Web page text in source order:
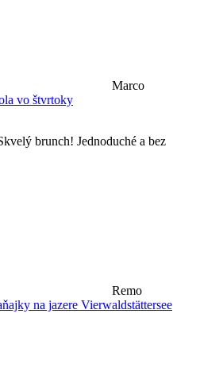
Marco
vo štvrtoky
brunch! Jednoduché a bez
Remo
na jazere Vierwaldstättersee